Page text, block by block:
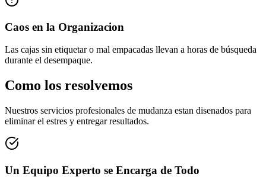
Caos en la Organizacion
Las cajas sin etiquetar o mal empacadas llevan a horas de búsqueda
durante el desempaque.
Como los resolvemos
Nuestros servicios profesionales de mudanza estan disenados para
eliminar el estres y entregar resultados.
Un Equipo Experto se Encarga de Todo